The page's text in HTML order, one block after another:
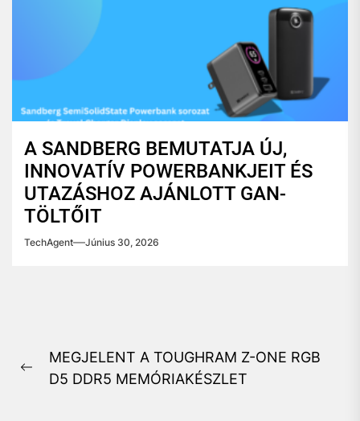
A SANDBERG BEMUTATJA ÚJ,
INNOVATÍV POWERBANKJEIT ÉS
UTAZÁSHOZ AJÁNLOTT GAN-
TÖLTŐIT
TechAgent Június 30, 2026
navigáció
Previous
MEGJELENT A TOUGHRAM Z-ONE RGB
D5 DDR5 MEMÓRIAKÉSZLET